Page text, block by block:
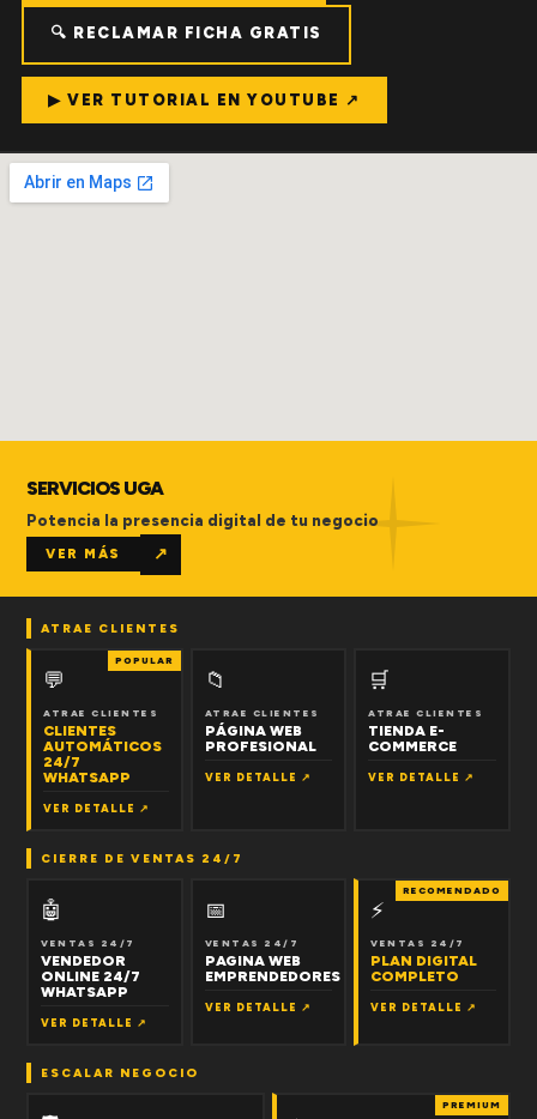
🔍 RECLAMAR FICHA GRATIS
▶ VER TUTORIAL EN YOUTUBE ↗
SERVICIOS UGA
Potencia la presencia digital de tu negocio
VER MÁS ↗
ATRAE CLIENTES
POPULAR
💬
ATRAE CLIENTES
CLIENTES
AUTOMÁTICOS
24/7
WHATSAPP
VER DETALLE ↗
📁
ATRAE CLIENTES
PÁGINA WEB
PROFESIONAL
VER DETALLE ↗
🛒
ATRAE CLIENTES
TIENDA E-
COMMERCE
VER DETALLE ↗
CIERRE DE VENTAS 24/7
🤖
VENTAS 24/7
VENDEDOR
ONLINE 24/7
WHATSAPP
VER DETALLE ↗
📅
VENTAS 24/7
PAGINA WEB
EMPRENDEDORES
VER DETALLE ↗
RECOMENDADO
⚡
VENTAS 24/7
PLAN DIGITAL
COMPLETO
VER DETALLE ↗
ESCALAR NEGOCIO
PREMIUM